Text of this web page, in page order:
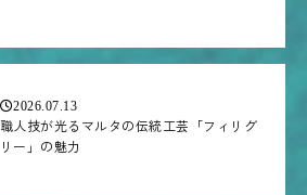
2026.07.13
職人技が光るマルタの伝統工芸「フィリグ
リー」の魅力